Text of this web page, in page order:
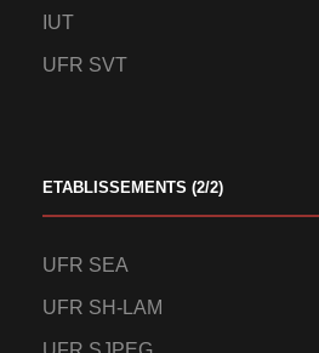
IUT
UFR SVT
ETABLISSEMENTS (2/2)
UFR SEA
UFR SH-LAM